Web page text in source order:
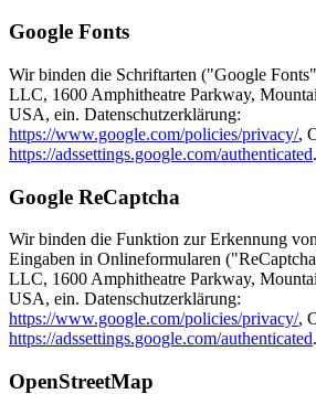
Google Fonts
Wir binden die Schriftarten ("Google
LLC, 1600 Amphitheatre Parkway,
USA, ein. Datenschutzerklärung:
https://www.google.com/policies/privacy/,
https://adssettings.google.com/authenticated.
Google ReCaptcha
Wir binden die Funktion zur Erkennung
Eingaben in Onlineformularen
LLC, 1600 Amphitheatre Parkway,
USA, ein. Datenschutzerklärung:
https://www.google.com/policies/privacy/,
https://adssettings.google.com/authenticated.
OpenStreetMap